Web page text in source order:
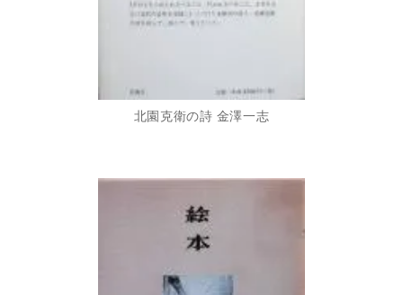
北園克衛の詩 金澤一志